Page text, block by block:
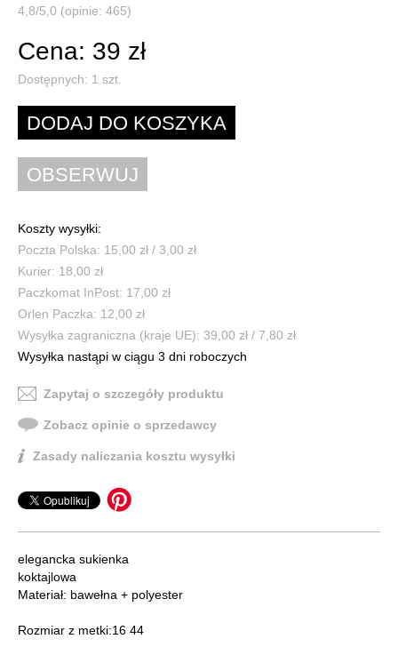
4,8/5,0 (opinie: 465)
Cena: 39 zł
Dostępnych: 1 szt.
Koszty wysyłki:
Poczta Polska: 15,00 zł / 3,00 zł
Kurier: 18,00 zł
Paczkomat InPost: 17,00 zł
Orlen Paczka: 12,00 zł
Wysyłka zagraniczna (kraje UE): 39,00 zł / 7,80 zł
Wysyłka nastąpi w ciągu 3 dni roboczych
Zapytaj o szczegóły produktu
Zobacz opinie o sprzedawcy
Zasady naliczania kosztu wysyłki
elegancka sukienka
koktajlowa
Materiał: bawełna + polyester
Rozmiar z metki:16 44